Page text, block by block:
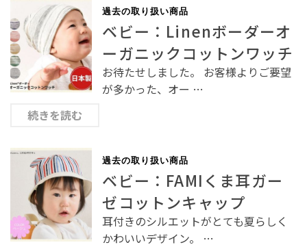
過去の取り扱い商品
ベビー：Linenボーダーオ
ーガニックコットンワッチ
お待たせしました。 お客様よりご要望
が多かった、オー …
続きを読む
過去の取り扱い商品
ベビー：FAMIくま耳ガー
ゼコットンキャップ
耳付きのシルエットがとても夏らしく
かわいいデザイン。 …